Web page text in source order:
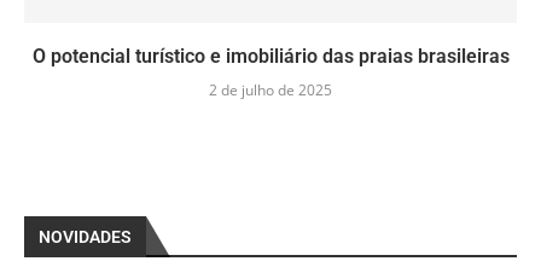
O potencial turístico e imobiliário das praias brasileiras
2 de julho de 2025
NOVIDADES